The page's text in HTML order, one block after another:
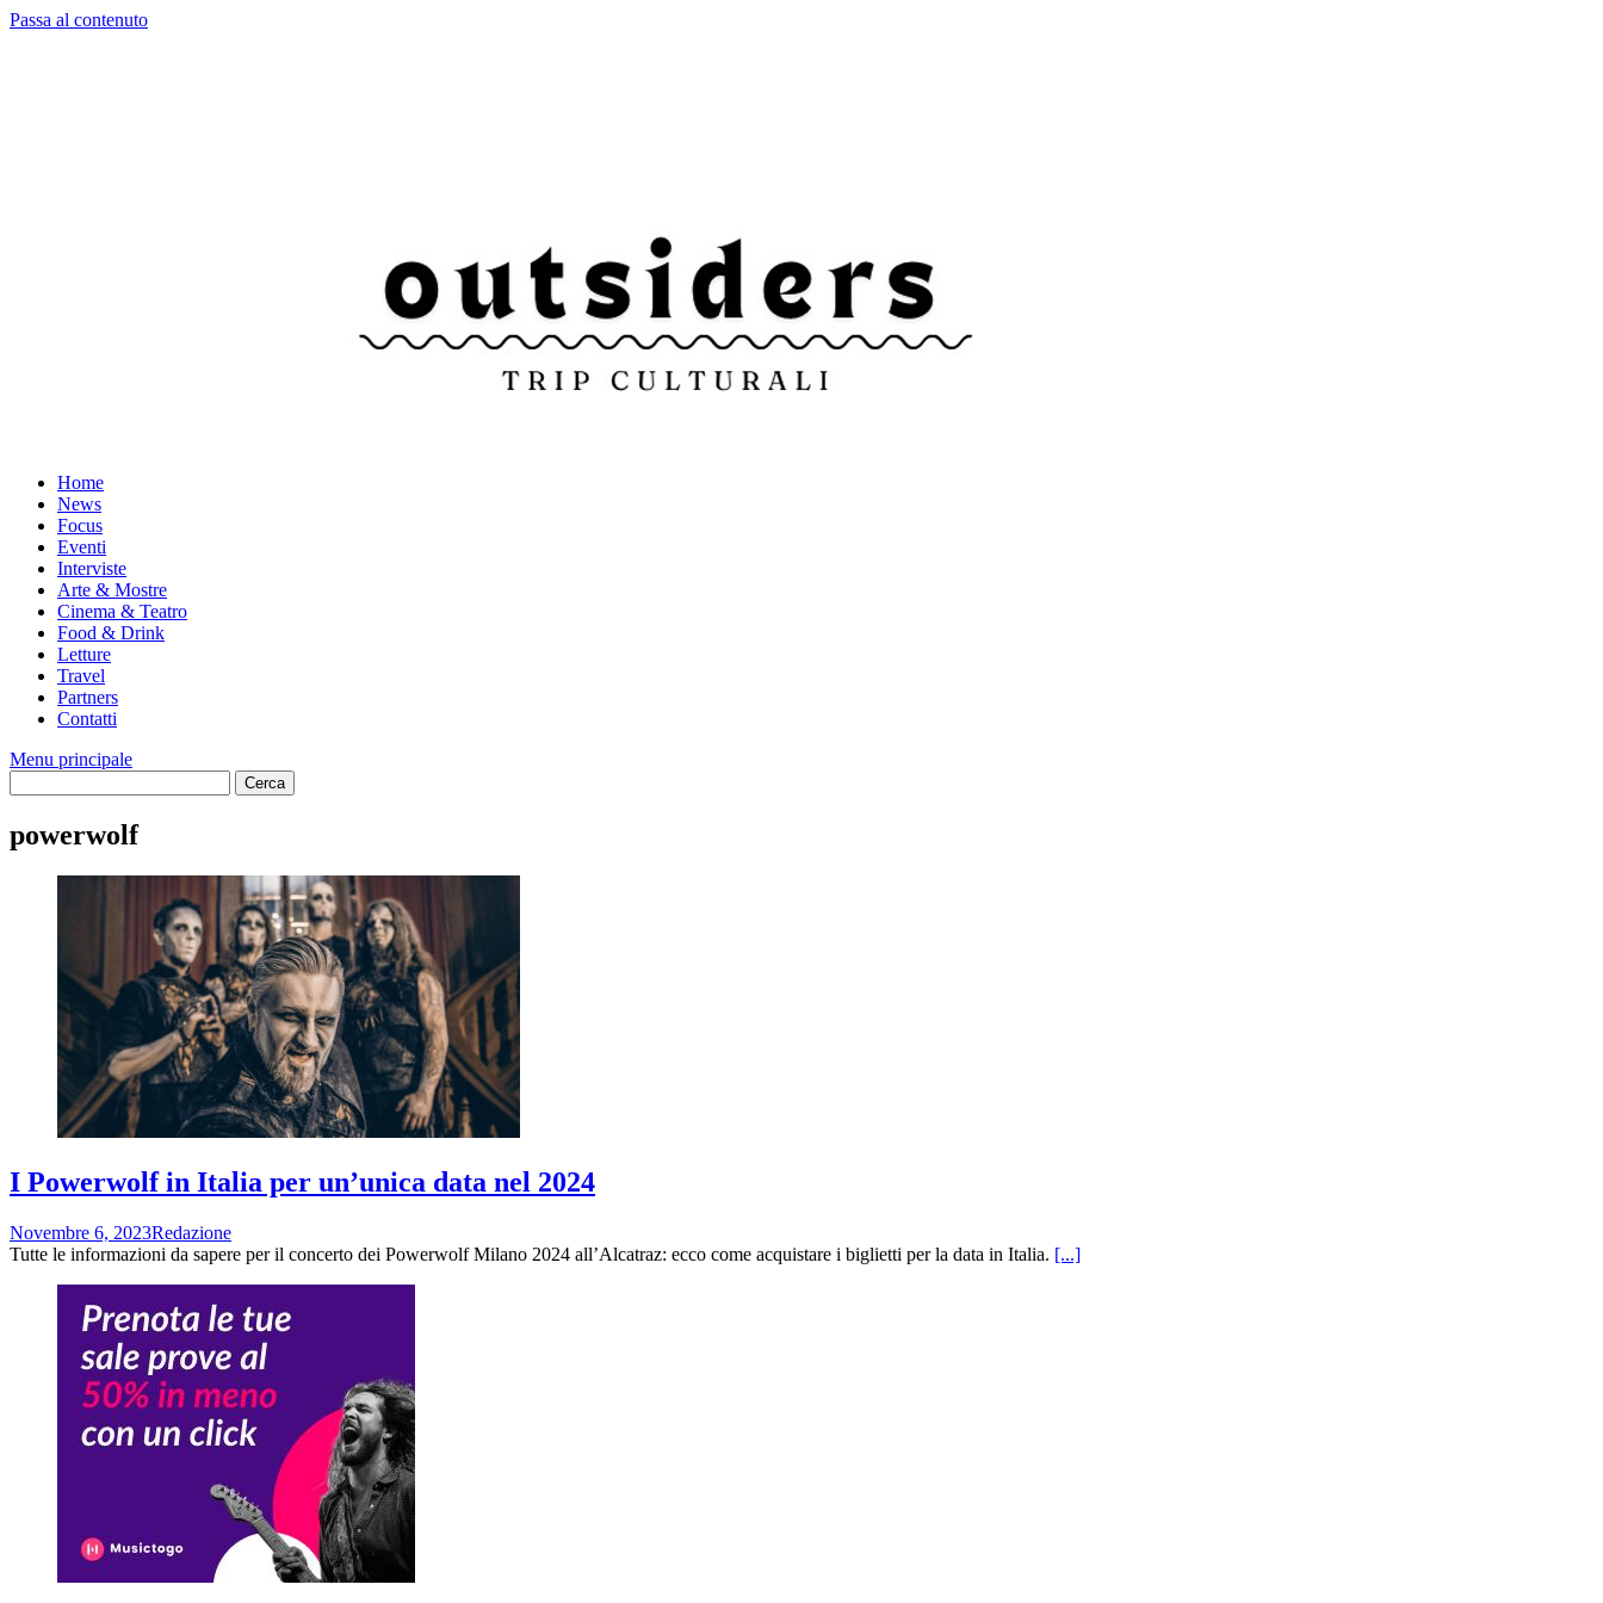
Passa al contenuto
Home
News
Focus
Eventi
Interviste
Arte & Mostre
Cinema & Teatro
Food & Drink
Letture
Travel
Partners
Contatti
Menu principale
powerwolf
I Powerwolf in Italia per un’unica data nel 2024
Novembre 6, 2023Redazione
Tutte le informazioni da sapere per il concerto dei Powerwolf Milano 2024 all’Alcatraz: ecco come acquistare i biglietti per la data in Italia. [...]